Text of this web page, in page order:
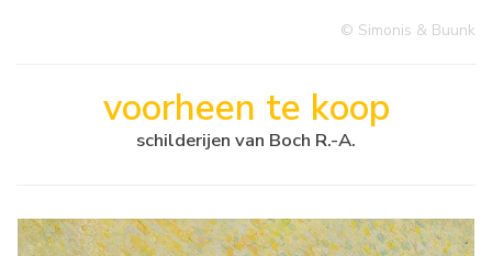
© Simonis & Buunk
voorheen te koop
schilderijen van Boch R.-A.